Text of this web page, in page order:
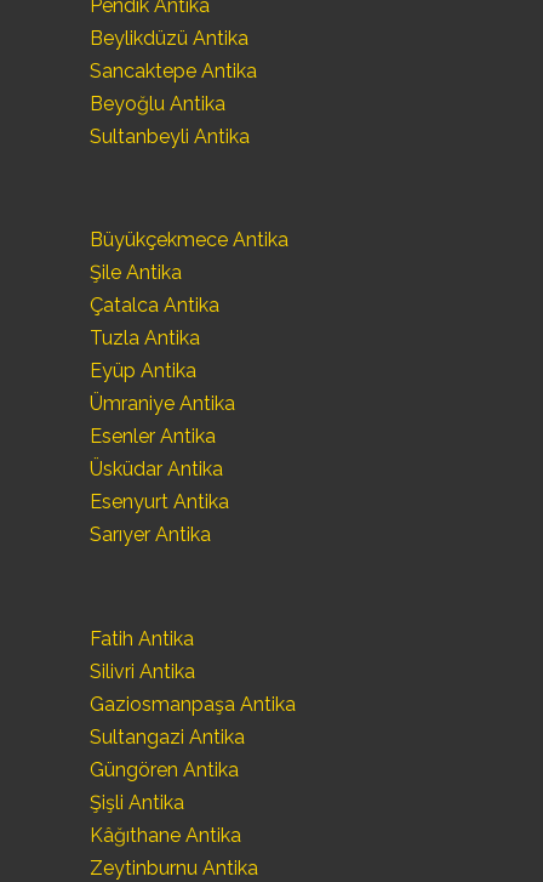
Pendik Antika
Beylikdüzü Antika
Sancaktepe Antika
Beyoğlu Antika
Sultanbeyli Antika
Büyükçekmece Antika
Şile Antika
Çatalca Antika
Tuzla Antika
Eyüp Antika
Ümraniye Antika
Esenler Antika
Üsküdar Antika
Esenyurt Antika
Sarıyer Antika
Fatih Antika
Silivri Antika
Gaziosmanpaşa Antika
Sultangazi Antika
Güngören Antika
Şişli Antika
Kâğıthane Antika
Zeytinburnu Antika